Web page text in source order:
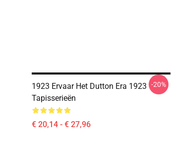
1923 Ervaar Het Dutton Era 1923
Tapisserieën
€ 20,14 - € 27,96
-20%